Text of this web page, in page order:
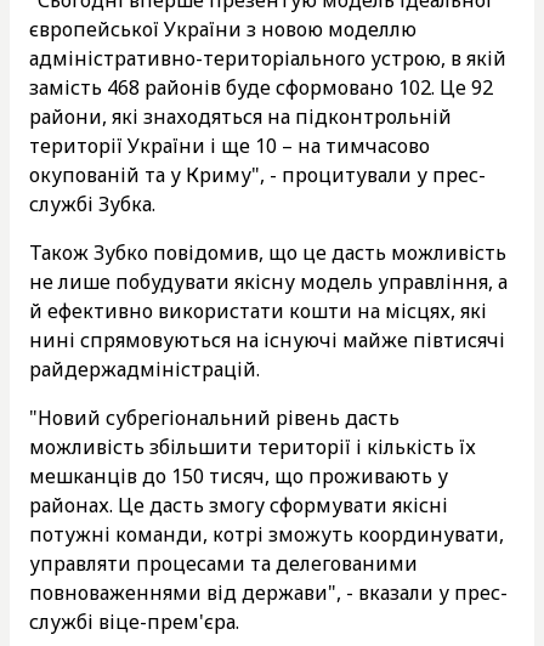
європейської України з новою моделлю
адміністративно-територіального устрою, в якій
замість 468 районів буде сформовано 102. Це 92
райони, які знаходяться на підконтрольній
території України і ще 10 – на тимчасово
окупованій та у Криму", - процитували у прес-
службі Зубка.
Також Зубко повідомив, що це дасть можливість
не лише побудувати якісну модель управління, а
й ефективно використати кошти на місцях, які
нині спрямовуються на існуючі майже півтисячі
райдержадміністрацій.
"Новий субрегіональний рівень дасть
можливість збільшити території і кількість їх
мешканців до 150 тисяч, що проживають у
районах. Це дасть змогу сформувати якісні
потужні команди, котрі зможуть координувати,
управляти процесами та делегованими
повноваженнями від держави", - вказали у прес-
службі віце-прем'єра.